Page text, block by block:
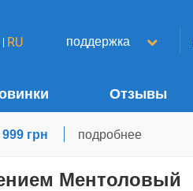
RU поддержка
Отзывы
грн подробнее
Ментоловый